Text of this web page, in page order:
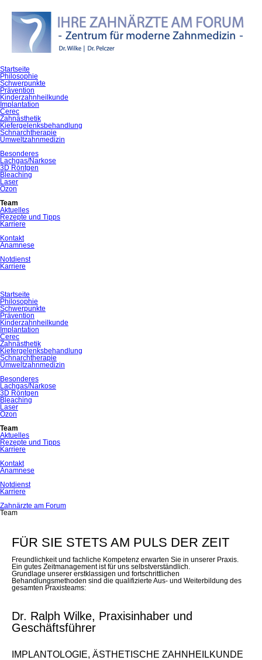
Navigation
überspringen
Startseite
Philosophie
Schwerpunkte
Prävention
Kinderzahnheilkunde
Implantation
Cerec
Zahnästhetik
Kiefergelenksbehandlung
Schnarchtherapie
Umweltzahnmedizin
Besonderes
Lachgas/Narkose
3D Röntgen
Bleaching
Laser
Ozon
Team
Aktuelles
Rezepte und Tipps
Karriere
Kontakt
Anamnese
Notdienst
Karriere
Navigation
überspringen
Startseite
Philosophie
Schwerpunkte
Prävention
Kinderzahnheilkunde
Implantation
Cerec
Zahnästhetik
Kiefergelenksbehandlung
Schnarchtherapie
Umweltzahnmedizin
Besonderes
Lachgas/Narkose
3D Röntgen
Bleaching
Laser
Ozon
Team
Aktuelles
Rezepte und Tipps
Karriere
Kontakt
Anamnese
Notdienst
Karriere
Zahnärzte am Forum
Team
FÜR SIE STETS AM PULS DER ZEIT
Freundlichkeit und fachliche Kompetenz erwarten Sie in unserer Praxis.
Ein gutes Zeitmanagement ist für uns selbstverständlich.
Grundlage unserer erstklassigen und fortschrittlichen
Behandlungsmethoden sind die qualifizierte Aus- und Weiterbildung des
gesamten Praxisteams:
Dr. Ralph Wilke, Praxisinhaber und
Geschäftsführer
IMPLANTOLOGIE, ÄSTHETISCHE ZAHNHEILKUNDE